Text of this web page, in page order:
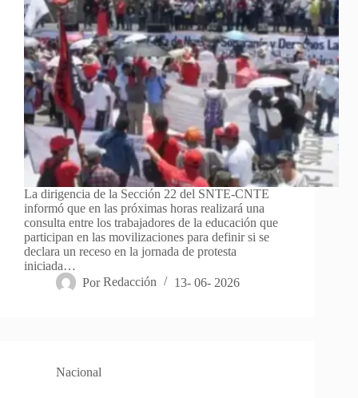
La dirigencia de la Sección 22 del SNTE-CNTE
informó que en las próximas horas realizará una
consulta entre los trabajadores de la educación que
participan en las movilizaciones para definir si se
declara un receso en la jornada de protesta
iniciada…
Por Redacción 13- 06- 2026
Nacional